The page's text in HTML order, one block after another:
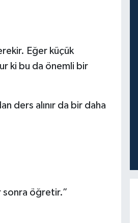
Eğer küçük
ki bu da önemli bir
ders alınır da bir daha
sonra öğretir.”